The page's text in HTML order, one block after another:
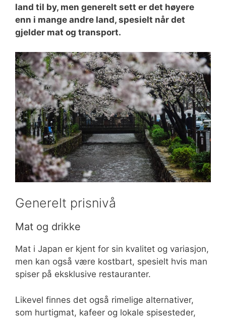
land til by, men generelt sett er det høyere
enn i mange andre land, spesielt når det
gjelder mat og transport.
Generelt prisnivå
Mat og drikke
Mat i Japan er kjent for sin kvalitet og variasjon,
men kan også være kostbart, spesielt hvis man
spiser på eksklusive restauranter.
Likevel finnes det også rimelige alternativer,
som hurtigmat, kafeer og lokale spisesteder,